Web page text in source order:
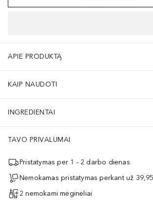
APIE PRODUKTĄ
KAIP NAUDOTI
INGREDIENTAI
TAVO PRIVALUMAI
Pristatymas per 1 - 2 darbo dienas
Nemokamas pristatymas perkant už
2 nemokami mėginėliai